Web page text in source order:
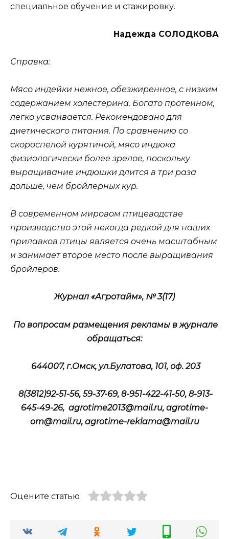
специальное обучение и стажировку.
Надежда СОЛОДКОВА
Справка:
Мясо индейки нежное, обезжиренное, с низким
содержанием холестерина. Богато протеином,
легко усваивается. Рекомендовано для
диетического питания. По сравнению со
скороспелой курятиной, мясо индюка
физиологически более зрелое, поскольку
выращивание индюшки длится в три раза
дольше, чем бройлерных кур.
В современном мировом птицеводстве
производство этой некогда редкой для наших
прилавков птицы является очень масштабным
и занимает второе место после выращивания
бройлеров.
Журнал «Агротайм», № 3(17)
По вопросам размещения рекламы в журнале
обращаться:
644007, г.Омск, ул.Булатова, 101, оф. 203
8(3812)92-51-56, 59-37-69, 8-951-422-41-50, 8-913-
645-49-26, agrotime2013@mail.ru, agrotime-
om@mail.ru, agrotime-reklama@mail.ru
Оцените статью